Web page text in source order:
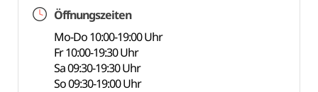
Öffnungszeiten
Mo-Do 10:00-19:00 Uhr
Fr 10:00-19:30 Uhr
Sa 09:30-19:30 Uhr
So 09:30-19:00 Uhr